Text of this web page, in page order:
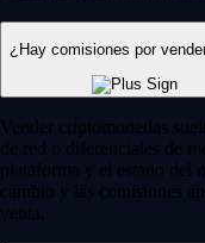
¿Hay comisiones por
Vender criptomonedas
de red o diferenciales de
plataforma y el estado del
cambio y las comisiones
venta.